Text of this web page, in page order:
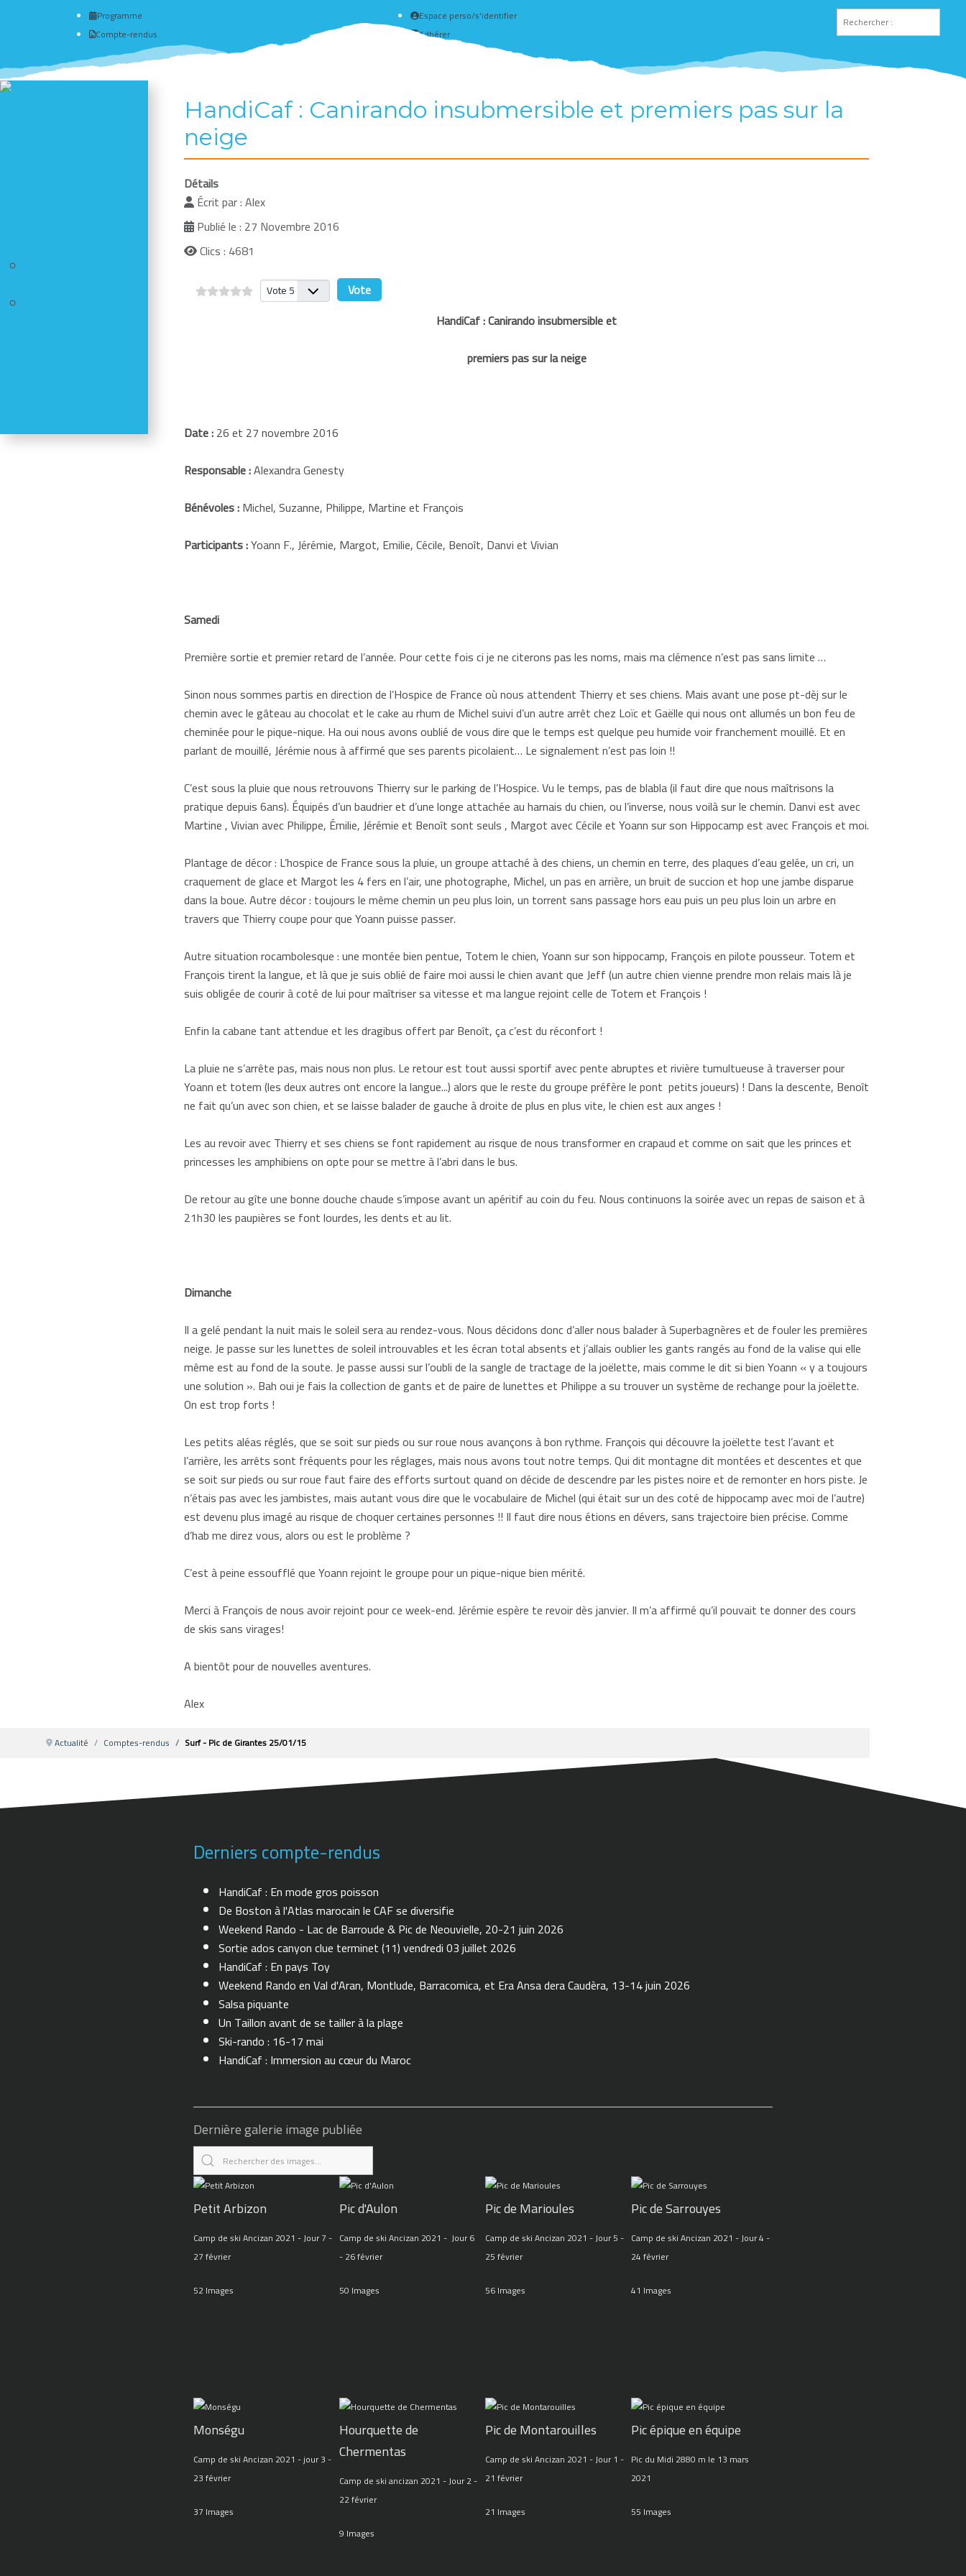
Programme
Compte-rendus
Espace perso/s'identifier
Adhérer
Créer un compte
HandiCaf : Canirando insubmersible et premiers pas sur la
neige
Détails
Écrit par :Alex
Publié le : 27 Novembre 2016
Clics : 4681
Veuillez voter
HandiCaf : Canirando insubmersible et
premiers pas sur la neige
Date :26 et 27 novembre 2016
Responsable :Alexandra Genesty
Bénévoles :Michel, Suzanne, Philippe, Martine et François
Participants :Yoann F., Jérémie, Margot, Emilie, Cécile, Benoît, Danvi et Vivian
Samedi
Première sortie et premier retard de l’année. Pour cette fois ci je ne citerons pas les noms, mais ma clémence n’est pas sans limite …
Sinon nous sommes partis en direction de l’Hospice de France où nous attendent Thierry et ses chiens. Mais avant une pose pt-dèj sur le
chemin avec le gâteau au chocolat et le cake au rhum de Michel suivi d’un autre arrêt chez Loïc et Gaëlle qui nous ont allumés un bon feu de
cheminée pour le pique-nique. Ha oui nous avons oublié de vous dire que le temps est quelque peu humide voir franchement mouillé. Et en
parlant de mouillé, Jérémie nous à affirmé que ses parents picolaient… Le signalement n’est pas loin !!
C’est sous la pluie que nous retrouvons Thierry sur le parking de l’Hospice. Vu le temps, pas de blabla (il faut dire que nous maîtrisons la
pratique depuis 6ans). Équipés d’un baudrier et d’une longe attachée au harnais du chien, ou l’inverse, nous voilà sur le chemin. Danvi est avec
Martine , Vivian avec Philippe, Émilie, Jérémie et Benoît sont seuls , Margot avec Cécile et Yoann sur son Hippocamp est avec François et moi.
Plantage de décor : L’hospice de France sous la pluie, un groupe attaché à des chiens, un chemin en terre, des plaques d’eau gelée, un cri, un
craquement de glace et Margot les 4 fers en l’air, une photographe, Michel, un pas en arrière, un bruit de succion et hop une jambe disparue
dans la boue. Autre décor : toujours le même chemin un peu plus loin, un torrent sans passage hors eau puis un peu plus loin un arbre en
travers que Thierry coupe pour que Yoann puisse passer.
Autre situation rocambolesque : une montée bien pentue, Totem le chien, Yoann sur son hippocamp, François en pilote pousseur. Totem et
François tirent la langue, et là que je suis oblié de faire moi aussi le chien avant que Jeff (un autre chien vienne prendre mon relais mais là je
suis obligée de courir à coté de lui pour maîtriser sa vitesse et ma langue rejoint celle de Totem et François !
Enfin la cabane tant attendue et les dragibus offert par Benoît, ça c’est du réconfort !
La pluie ne s’arrête pas, mais nous non plus. Le retour est tout aussi sportif avec pente abruptes et rivière tumultueuse à traverser pour
Yoann et totem (les deux autres ont encore la langue...) alors que le reste du groupe préfère le pont petits joueurs) ! Dans la descente, Benoît
ne fait qu’un avec son chien, et se laisse balader de gauche à droite de plus en plus vite, le chien est aux anges !
Les au revoir avec Thierry et ses chiens se font rapidement au risque de nous transformer en crapaud et comme on sait que les princes et
princesses les amphibiens on opte pour se mettre à l’abri dans le bus.
De retour au gîte une bonne douche chaude s’impose avant un apéritif au coin du feu. Nous continuons la soirée avec un repas de saison et à
21h30 les paupières se font lourdes, les dents et au lit.
Dimanche
Il a gelé pendant la nuit mais le soleil sera au rendez-vous. Nous décidons donc d’aller nous balader à Superbagnères et de fouler les premières
neige. Je passe sur les lunettes de soleil introuvables et les écran total absents et j’allais oublier les gants rangés au fond de la valise qui elle
même est au fond de la soute. Je passe aussi sur l’oubli de la sangle de tractage de la joëlette, mais comme le dit si bien Yoann « y a toujours
une solution ». Bah oui je fais la collection de gants et de paire de lunettes et Philippe a su trouver un système de rechange pour la joëlette.
On est trop forts !
Les petits aléas réglés, que se soit sur pieds ou sur roue nous avançons à bon rythme. François qui découvre la joëlette test l’avant et
l’arrière, les arrêts sont fréquents pour les réglages, mais nous avons tout notre temps. Qui dit montagne dit montées et descentes et que
se soit sur pieds ou sur roue faut faire des efforts surtout quand on décide de descendre par les pistes noire et de remonter en hors piste. Je
n’étais pas avec les jambistes, mais autant vous dire que le vocabulaire de Michel (qui était sur un des coté de hippocamp avec moi de l’autre)
est devenu plus imagé au risque de choquer certaines personnes !! Il faut dire nous étions en dévers, sans trajectoire bien précise. Comme
d’hab me direz vous, alors ou est le problème ?
C’est à peine essoufflé que Yoann rejoint le groupe pour un pique-nique bien mérité.
Merci à François de nous avoir rejoint pour ce week-end. Jérémie espère te revoir dès janvier. Il m’a affirmé qu’il pouvait te donner des cours
de skis sans virages!
A bientôt pour de nouvelles aventures.
Alex
Actualité Comptes-rendus Surf - Pic de Girantes 25/01/15
Derniers compte-rendus
HandiCaf : En mode gros poisson
De Boston à l'Atlas marocain le CAF se diversifie
Weekend Rando - Lac de Barroude & Pic de Neouvielle, 20-21 juin 2026
Sortie ados canyon clue terminet (11) vendredi 03 juillet 2026
HandiCaf : En pays Toy
Weekend Rando en Val d'Aran, Montlude, Barracomica, et Era Ansa dera Caudèra, 13-14 juin 2026
Salsa piquante
Un Taillon avant de se tailler à la plage
Ski-rando : 16-17 mai
HandiCaf : Immersion au cœur du Maroc
Dernière galerie image publiée
Petit Arbizon
Camp de ski Ancizan 2021 - Jour 7 -
27 février
52 Images
Pic d'Aulon
Camp de ski Ancizan 2021 - Jour 6
- 26 février
50 Images
Pic de Marioules
Camp de ski Ancizan 2021 - Jour 5 -
25 février
56 Images
Pic de Sarrouyes
Camp de ski Ancizan 2021 - Jour 4 -
24 février
41 Images
Monségu
Camp de ski Ancizan 2021 - jour 3 -
23 février
37 Images
Hourquette de
Chermentas
Camp de ski ancizan 2021 - Jour 2 -
22 février
9 Images
Pic de Montarouilles
Camp de ski Ancizan 2021 - Jour 1 -
21 février
21 Images
Pic épique en équipe
Pic du Midi 2880 m le 13 mars
2021
55 Images